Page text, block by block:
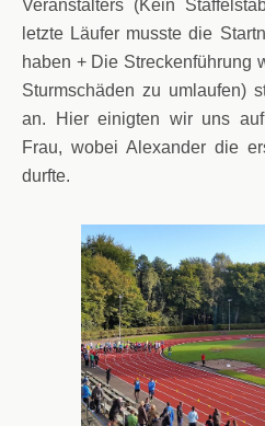
Veranstalters (Kein
letzte Läufer musste die
haben + Die Streckenführung
Sturmschäden zu umlaufen)
an. Hier einigten wir uns
Frau, wobei Alexander die
durfte.